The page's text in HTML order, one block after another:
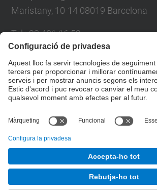
Maristany, 10-14 08019 Barcelona
Tel.:93 401 16 59
Directori UPC
Formulari de contacte
Departament de Ciència i Enginyeria de